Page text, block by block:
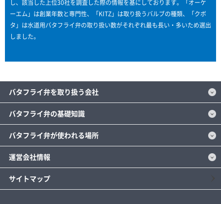
し、該当した上位30社を調査した際の情報を基にしております。「オーケ
ーエム」は創業年数と専門性、「KITZ」は取り扱うバルブの種類、「クボ
タ」は水道用バタフライ弁の取り扱い数がそれぞれ最も長い・多いため選出
しました。
バタフライ弁を取り扱う会社
バタフライ弁の基礎知識
バタフライ弁が使われる場所
運営会社情報
サイトマップ